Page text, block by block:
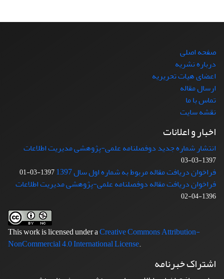
صفحه اصلی
درباره نشریه
اعضای هیات تحریریه
ارسال مقاله
تماس با ما
نقشه سایت
اخبار و اعلانات
انتشار شماره جدید دوفصلنامه علمی-پژوهشی مدیریت اطلاعات
1397-03-03
فراخوان دریافت مقاله مربوط به شماره اول سال 1397 1397-03-01
فراخوان دریافت مقاله دوفصلنامه علمی-پژوهشی مدیریت اطلاعات
1396-04-02
This work is licensed under aCreative Commons Attribution-
NonCommercial 4.0 International License.
اشتراک خبرنامه